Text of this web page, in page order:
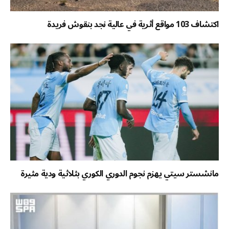
اكتشاف 103 مواقع أثرية في عالية نجد بنقوش فريدة
مانشستر سيتي يهزم نجوم الدوري الكوري بثلاثية ودية مثيرة